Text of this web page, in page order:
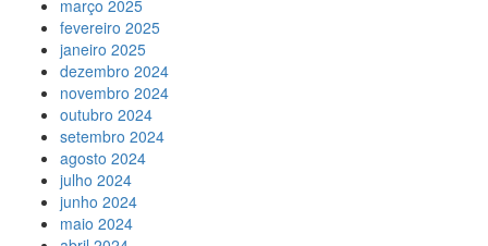
março 2025
fevereiro 2025
janeiro 2025
dezembro 2024
novembro 2024
outubro 2024
setembro 2024
agosto 2024
julho 2024
junho 2024
maio 2024